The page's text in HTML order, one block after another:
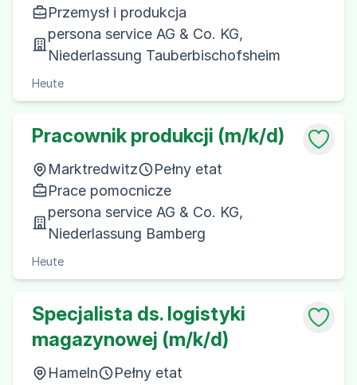
Przemysł i produkcja
persona service AG & Co. KG,
Niederlassung Tauberbischofsheim
Heute
Pracownik produkcji (m/k/d)
Marktredwitz
Pełny etat
Prace pomocnicze
persona service AG & Co. KG,
Niederlassung Bamberg
Heute
Specjalista ds. logistyki
magazynowej (m/k/d)
Hameln
Pełny etat